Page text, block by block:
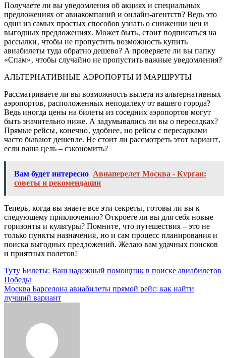
Получаете ли вы уведомления об акциях и специальных
предложениях от авиакомпаний и онлайн-агентств? Ведь это
один из самых простых способов узнать о снижении цен и
выгодных предложениях. Может быть‚ стоит подписаться на
рассылки‚ чтобы не пропустить возможность купить
авиабилеты туда обратно дешево? А проверяете ли вы папку
«Спам»‚ чтобы случайно не пропустить важные уведомления?
АЛЬТЕРНАТИВНЫЕ АЭРОПОРТЫ И МАРШРУТЫ
Рассматриваете ли вы возможность вылета из альтернативных
аэропортов‚ расположенных неподалеку от вашего города?
Ведь иногда цены на билеты из соседних аэропортов могут
быть значительно ниже. А задумывались ли вы о пересадках?
Прямые рейсы‚ конечно‚ удобнее‚ но рейсы с пересадками
часто бывают дешевле. Не стоит ли рассмотреть этот вариант‚
если ваша цель – сэкономить?
Вам будет интересно Авиаперелет Москва - Курган:
советы и рекомендации
Теперь‚ когда вы знаете все эти секреты‚ готовы ли вы к
следующему приключению? Откроете ли вы для себя новые
горизонты и культуры? Помните‚ что путешествия – это не
только пункты назначения‚ но и сам процесс планирования и
поиска выгодных предложений. Желаю вам удачных поисков
и приятных полетов!
Навигация
по
записям
Туту Билеты: Ваш надежный помощник в поиске авиабилетов
Победы
Москва Барселона авиабилеты прямой рейс: как найти
лучший вариант